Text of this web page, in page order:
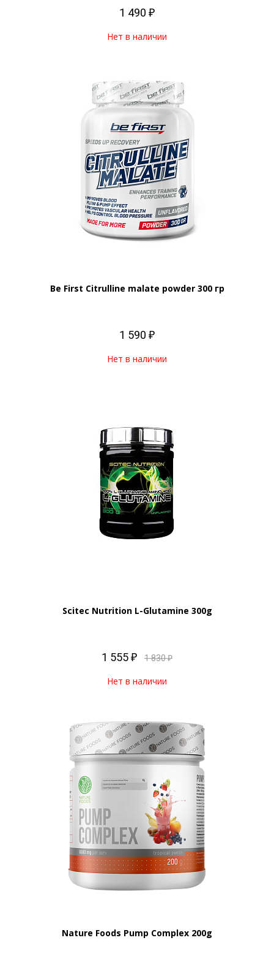
1 490 ₽
Нет в наличии
Be First Citrulline malate powder 300 гр
1 590 ₽
Нет в наличии
Scitec Nutrition L-Glutamine 300g
1 555 ₽ 1 830 ₽
Нет в наличии
Nature Foods Pump Complex 200g